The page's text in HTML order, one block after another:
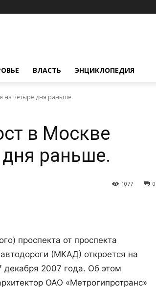
ВЛАСТЬ ЭНЦИКЛОПЕДИЯ
на четыре дня раньше.
в Москве
раньше.
0
1077
проспекта от проспекта
(МКАД) откроется на
2007 года. Об этом
ОАО «Метрогипротранс»